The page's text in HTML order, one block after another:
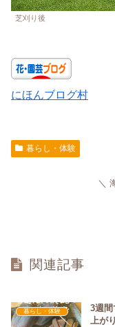
芝刈り後
にほんブログ村
暮らし・体験
関連記事
暮らし・体験
3週
上が